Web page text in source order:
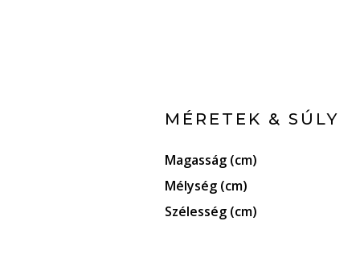
MÉRETEK & SÚLY
Magasság (cm)
Mélység (cm)
Szélesség (cm)